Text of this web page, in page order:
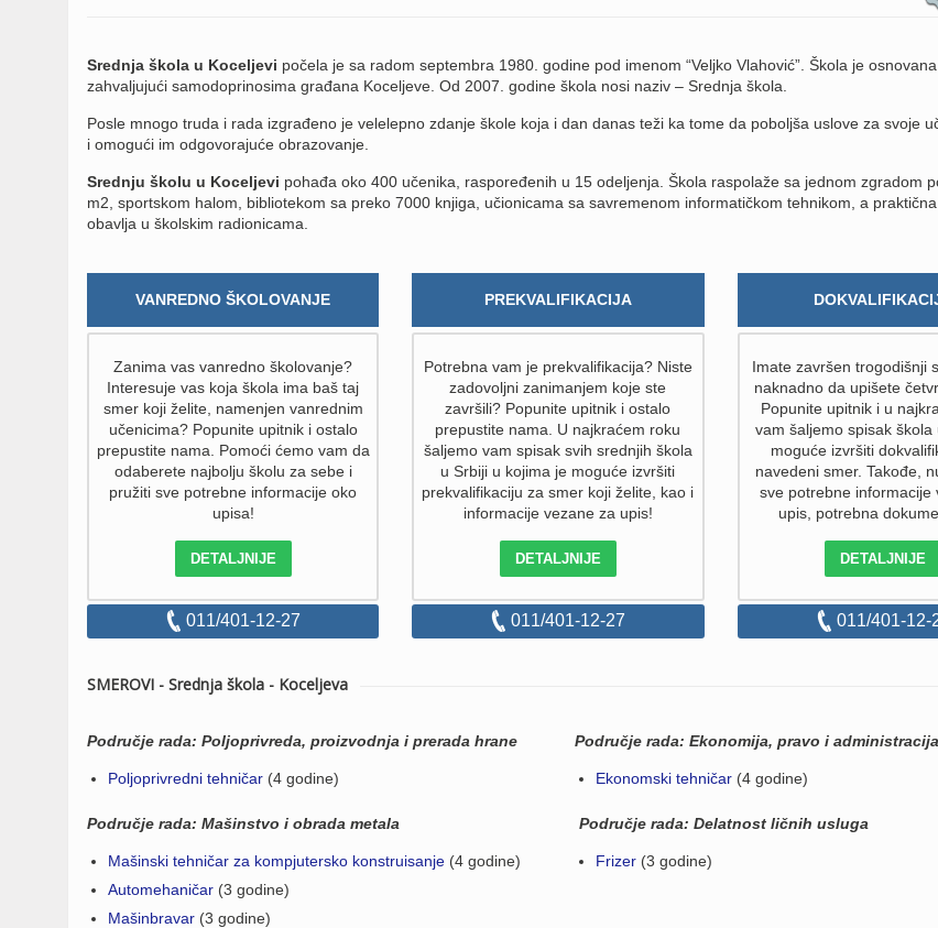
Srednja škola u Koceljevi počela je sa radom septembra 1980. godine pod imenom “Veljko Vlahović”. Škola je
zahvaljujući samodoprinosima građana Koceljeve. Od 2007. godine škola nosi naziv – Srednja škola.
Posle mnogo truda i rada izgrađeno je velelepno zdanje škole koja i dan danas teži ka tome da poboljša uslove za svoje
i omogući im odgovorajuće obrazovanje.
Srednju školu u Koceljevi pohađa oko 400 učenika, raspoređenih u 15 odeljenja. Škola raspolaže sa jednom zgradom
m2, sportskom halom, bibliotekom sa preko 7000 knjiga, učionicama sa savremenom informatičkom tehnikom, a
obavlja u školskim radionicama.
VANREDNO ŠKOLOVANJE
Zanima vas vanredno školovanje?
Interesuje vas koja škola ima baš taj
smer koji želite, namenjen vanrednim
učenicima? Popunite upitnik i ostalo
prepustite nama. Pomoći ćemo vam da
odaberete najbolju školu za sebe i
pružiti sve potrebne informacije oko
upisa!
DETALJNIJE
011/401-12-27
PREKVALIFIKACIJA
Potrebna vam je prekvalifikacija? Niste
zadovoljni zanimanjem koje ste
završili? Popunite upitnik i ostalo
prepustite nama. U najkraćem roku
šaljemo vam spisak svih srednjih škola
u Srbiji u kojima je moguće izvršiti
prekvalifikaciju za smer koji želite, kao i
informacije vezane za upis!
DETALJNIJE
011/401-12-27
Imate završen trogodišnji
naknadno da upišete
Popunite upitnik i u
vam šaljemo spisak škola
moguće izvršiti
navedeni smer. Takođe,
sve potrebne informacije
upis, potrebna
DETALJNIJE
011/401-12-
SMEROVI - Srednja škola - Koceljeva
Područje rada: Poljoprivreda, proizvodnja i prerada hrane
Poljoprivredni tehničar (4 godine)
Područje rada: Mašinstvo i obrada metala
Mašinski tehničar za kompjutersko konstruisanje (4 godine)
Automehaničar (3 godine)
Mašinbravar (3 godine)
Područje rada: Ekonomija, pravo i administracija
Ekonomski tehničar (4 godine)
Područje rada: Delatnost ličnih usluga
Frizer (3 godine)